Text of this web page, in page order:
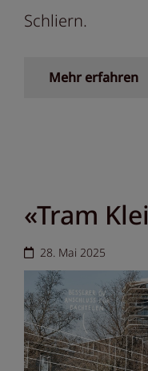
Schliern.
Mehr erfahren
«Tram
28. Mai 2025